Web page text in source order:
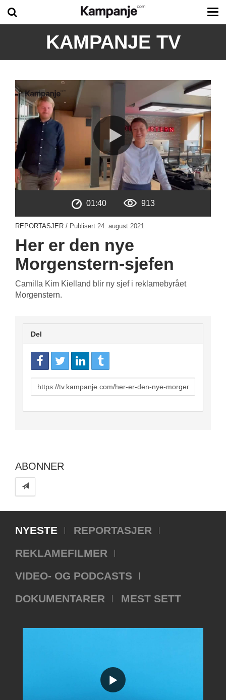
KAMPANJE TV
01:40 913
REPORTASJER / Publisert 24. august 2021
Her er den nye
Morgenstern-sjefen
Camilla Kim Kielland blir ny sjef i reklamebyrået
Morgenstern.
Del
URL
to
ABONNER
NYESTE
REPORTASJER
REKLAMEFILMER
VIDEO- OG PODCASTS
DOKUMENTARER
MEST SETT